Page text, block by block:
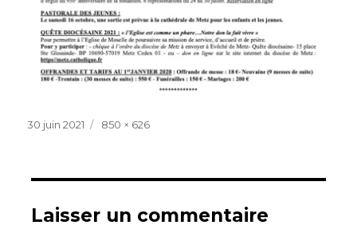
Publié
30 juin 2021
Taille
850 × 626
Laisser un commentaire